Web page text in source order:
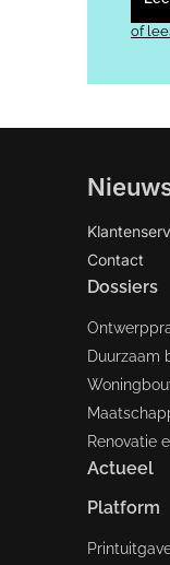
of
Contact
Dossiers
Duurzaam
Renovatie
Actueel
Platform